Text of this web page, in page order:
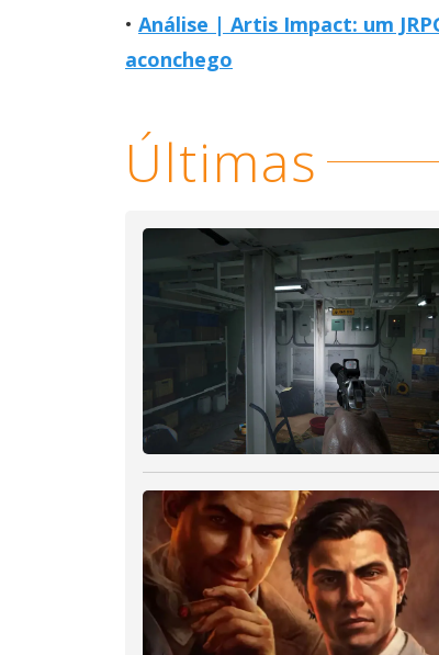
Análise | Artis Impact: um
aconchego
Últimas